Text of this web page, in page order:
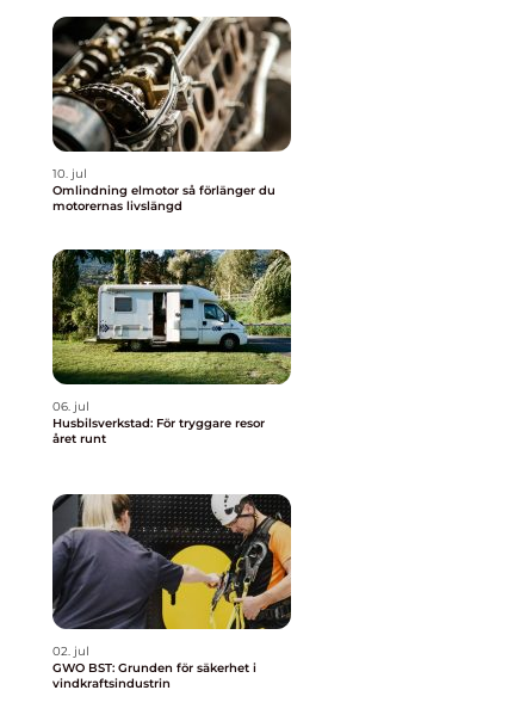
10. jul
Omlindning elmotor så förlänger du
motorernas livslängd
06. jul
Husbilsverkstad: För tryggare resor
året runt
02. jul
GWO BST: Grunden för säkerhet i
vindkraftsindustrin